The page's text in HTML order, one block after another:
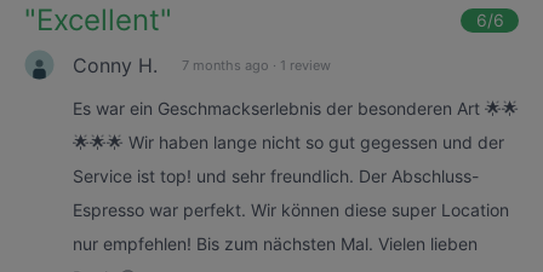
"Excellent" 6/6
Conny H. 7 months ago · 1 review
Es war ein Geschmackserlebnis der besonderen Art 🌟🌟
🌟🌟🌟 Wir haben lange nicht so gut gegessen und der
Service ist top! und sehr freundlich. Der Abschluss-
Espresso war perfekt. Wir können diese super Location
nur empfehlen! Bis zum nächsten Mal. Vielen lieben